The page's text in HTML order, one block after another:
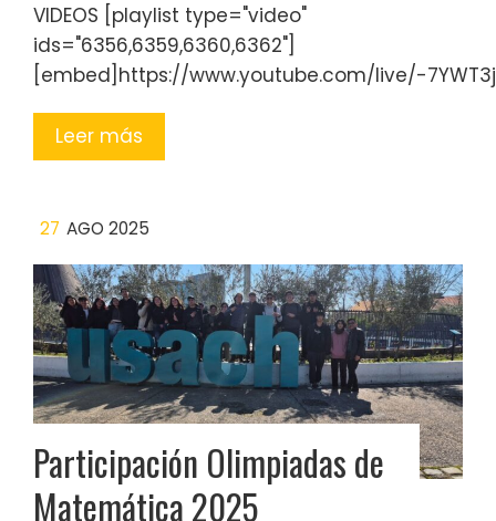
VIDEOS [playlist type="video"
ids="6356,6359,6360,6362"]
[embed]https://www.youtube.com/live/-
Leer más
27 AGO 2025
Participación Olimpiadas de
Matemática 2025